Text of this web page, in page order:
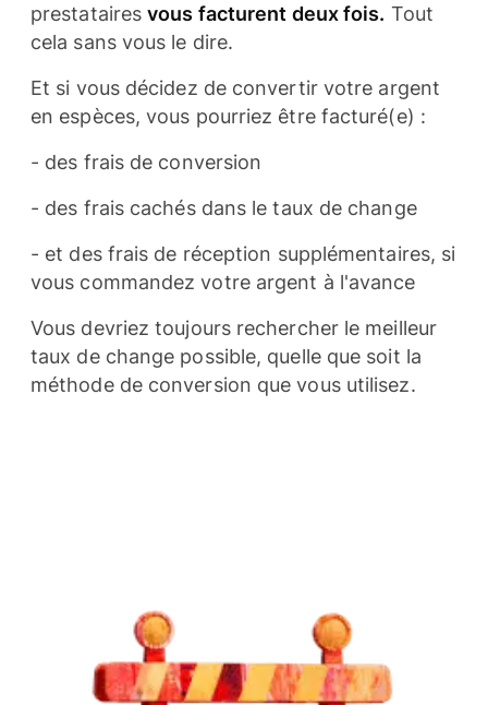
prestatairesvous facturent deux fois. Tout
cela sans vous le dire.
Et si vous décidez de convertir votre argent
en espèces, vous pourriez être facturé(e) :
- des frais de conversion
- des frais cachés dans le taux de change
- et des frais de réception supplémentaires, si
vous commandez votre argent à l'avance
Vous devriez toujours rechercher le meilleur
taux de change possible, quelle que soit la
méthode de conversion que vous utilisez.